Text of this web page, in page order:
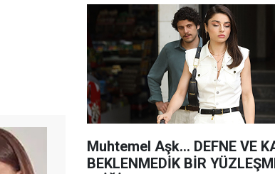
Muhtemel Aşk... DEFNE VE
BEKLENMEDİK BİR